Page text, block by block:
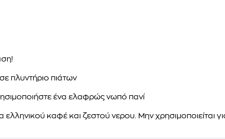
πλυντήριο πιάτων
ένα ελαφρώς νωπό πανί
ελληνικού καφέ και ζεστού νερου. Μην